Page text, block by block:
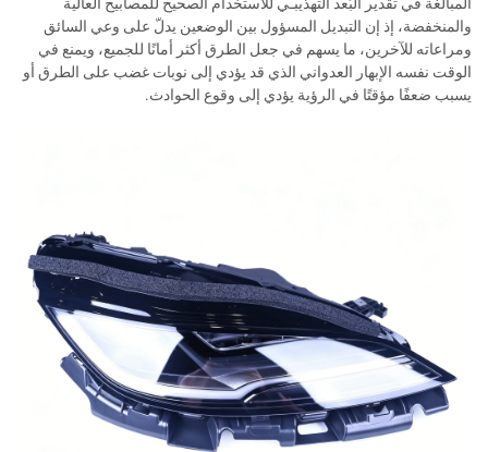
المبالغة في تقدير البُعد التهذيبـي للاستخدام الصحيح للمصابيح العالية
والمنخفضة، إذ إن التبديل المسؤول بين الوضعين يدلّ على وعي السائق
ومراعاته للآخرين، ما يسهم في جعل الطرق أكثر أمانًا للجميع، ويمنع في
الوقت نفسه الإبهار العدواني الذي قد يؤدي إلى نوبات غضب على الطرق أو
يسبب ضعفًا مؤقتًا في الرؤية يؤدي إلى وقوع الحوادث.